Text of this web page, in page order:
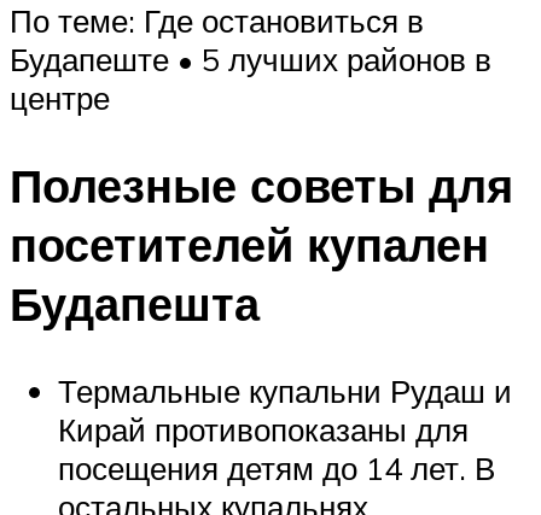
По теме: Где остановиться в
Будапеште • 5 лучших районов в
центре
Полезные советы для
посетителей купален
Будапешта
Термальные купальни Рудаш и
Кирай противопоказаны для
посещения детям до 14 лет. В
остальных купальнях